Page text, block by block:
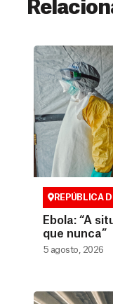
REPÚBLICA
Ebola: “A
que nunca”
5 agosto, 2026